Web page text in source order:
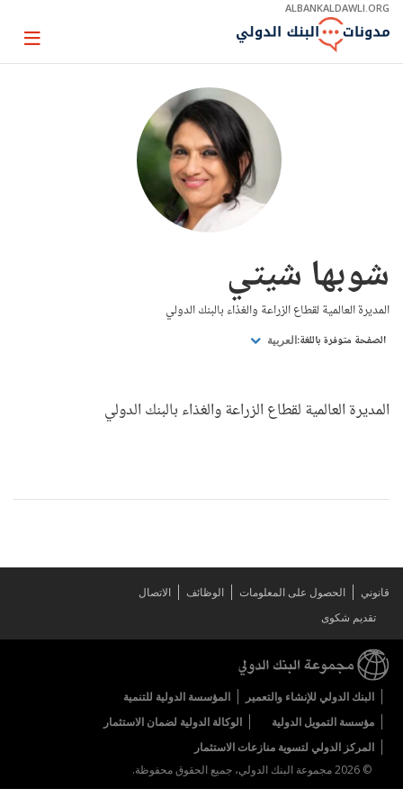
Skip
Main
ALBANKALDAWLI.ORG
Page
شوبها شيتي
المديرة العالمية لقطاع الزراعة والغذاء بالبنك الدولي
الصفحة متوفرة باللغة: العربية
المديرة العالمية لقطاع الزراعة والغذاء بالبنك الدولي
قانوني الحصول على المعلومات الوظائف
الاتصال
تقديم شكوى
البنك الدولي للإنشاء والتعمير
المؤسسة الدولية للتنمية
مؤسسة التمويل الدولية
الوكالة الدولية لضمان الاستثمار
المركز الدولي لتسوية منازعات الاستثمار
© 2026 مجموعة البنك الدولي، جميع الحقوق محفوظة.